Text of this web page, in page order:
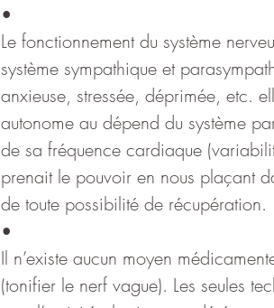
•
Le fonctionnement du système
système sympathique et
anxieuse, stressée, déprimée, etc.
autonome au dépend du système
de sa fréquence cardiaque
prenait le pouvoir en nous plaçant
de toute possibilité de récupération.
•
Il n’existe aucun moyen
(tonifier le nerf vague). Les seules